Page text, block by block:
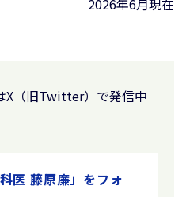
2026年6月現在
X（旧Twitter）で発信中
医 藤原廉」をフォ